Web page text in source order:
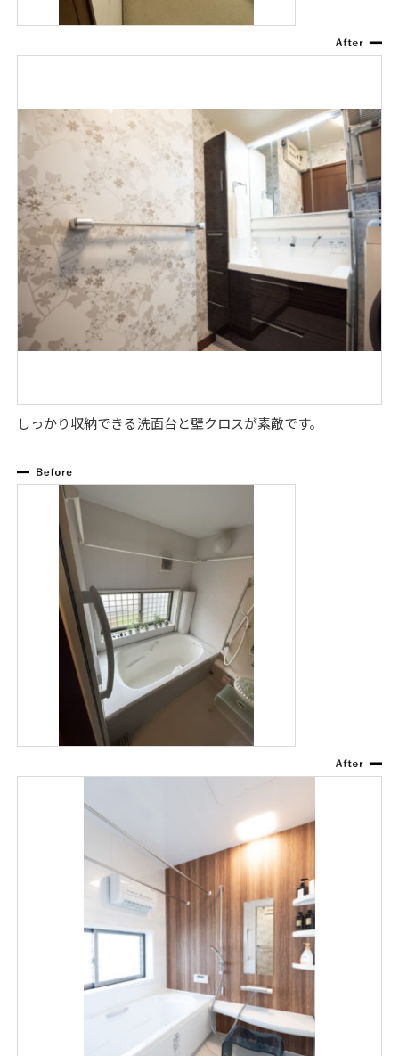
しっかり収納できる洗面台と壁クロスが素敵です。